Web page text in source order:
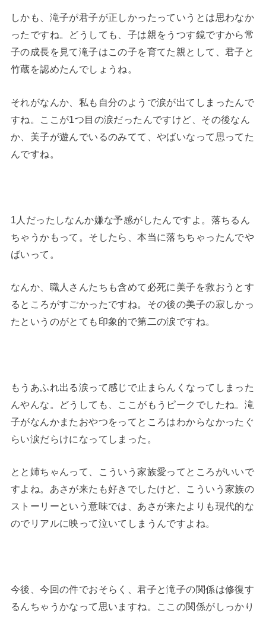
しかも、滝子が君子が正しかったっていうとは思わなか
ったですね。どうしても、子は親をうつす鏡ですから常
子の成長を見て滝子はこの子を育てた親として、君子と
竹蔵を認めたんでしょうね。
それがなんか、私も自分のようで涙が出てしまったんで
すね。ここが1つ目の涙だったんですけど、その後なん
か、美子が遊んでいるのみてて、やばいなって思ってた
んですね。
1人だったしなんか嫌な予感がしたんですよ。落ちるん
ちゃうかもって。そしたら、本当に落ちちゃったんでや
ばいって。
なんか、職人さんたちも含めて必死に美子を救おうとす
るところがすごかったですね。その後の美子の寂しかっ
たというのがとても印象的で第二の涙ですね。
もうあふれ出る涙って感じで止まらんくなってしまった
んやんな。どうしても、ここがもうピークでしたね。滝
子がなんかまたおやつをってところはわからなかったぐ
らい涙だらけになってしまった。
とと姉ちゃんって、こういう家族愛ってところがいいで
すよね。あさが来たも好きでしたけど、こういう家族の
ストーリーという意味では、あさが来たよりも現代的な
のでリアルに映って泣いてしまうんですよね。
今後、今回の件でおそらく、君子と滝子の関係は修復す
るんちゃうかなって思いますね。ここの関係がしっかり